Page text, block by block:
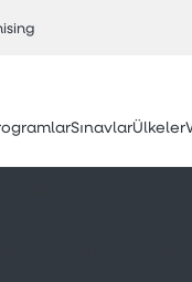
SınavlarÜlkeler